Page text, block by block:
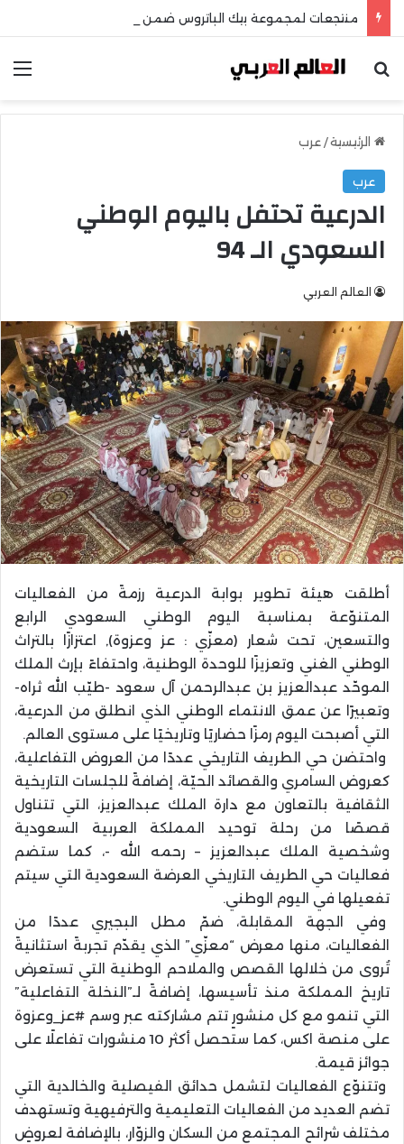
بحث عن
الرئيسية/ عرب
عرب
الدرعية تحتفل باليوم الوطني
السعودي الـ 94
العالم العربي
أطلقت هيئة تطوير بوابة الدرعية رزمةً من الفعاليات
المتنوّعة بمناسبة اليوم الوطني السعودي الرابع
والتسعين، تحت شعار (معزّي : عز وعزوة), اعتزازًا بالتراث
الوطني الغني وتعزيزًا للوحدة الوطنية، واحتفاءً بإرث الملك
الموحّد عبدالعزيز بن عبدالرحمن آل سعود -طيّب الله ثراه-
وتعبيرًا عن عمق الانتماء الوطني الذي انطلق من الدرعية،
التي أصبحت اليوم رمزًا حضاريًا وتاريخيًا على مستوى العالم.
واحتضن حي الطريف التاريخي عددًا من العروض التفاعلية،
كعروض السامري والقصائد الحيّة، إضافةً للجلسات التاريخية
الثقافية بالتعاون مع دارة الملك عبدالعزيز، التي تتناول
قصصًا من رحلة توحيد المملكة العربية السعودية
وشخصية الملك عبدالعزيز – رحمه الله -، كما ستضم
فعاليات حي الطريف التاريخي العرضة السعودية التي سيتم
تفعيلها في اليوم الوطني.
وفي الجهة المقابلة، ضمّ مطل البجيري عددًا من
الفعاليات، منها معرض “معزّي” الذي يقدّم تجربةً استثانيةً
تُروى من خلالها القصص والملاحم الوطنية التي تستعرض
تاريخ المملكة منذ تأسيسها، إضافةً لـ”النخلة التفاعلية”
التي تنمو مع كل منشورٍ تتم مشاركته عبر وسم #عز_وعزوة
على منصة اكس، كما ستحصل أكثر 10 منشورات تفاعلًا على
جوائز قيمة.
وتتنوّع الفعاليات لتشمل حدائق الفيصلية والخالدية التي
تضم العديد من الفعاليات التعليمية والترفيهية وتستهدف
مختلف شرائح المجتمع من السكان والزوّار، بالإضافة لعروضٍ